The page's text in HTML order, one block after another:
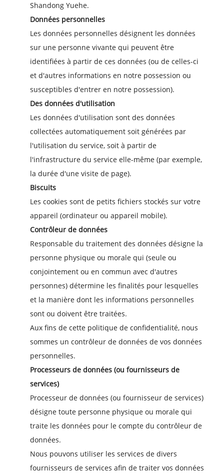
Shandong Yuehe.
Données personnelles
Les données personnelles désignent les données
sur une personne vivante qui peuvent être
identifiées à partir de ces données (ou de celles-ci
et d'autres informations en notre possession ou
susceptibles d'entrer en notre possession).
Des données d'utilisation
Les données d'utilisation sont des données
collectées automatiquement soit générées par
l'utilisation du service, soit à partir de
l'infrastructure du service elle-même (par exemple,
la durée d'une visite de page).
Biscuits
Les cookies sont de petits fichiers stockés sur votre
appareil (ordinateur ou appareil mobile).
Contrôleur de données
Responsable du traitement des données désigne la
personne physique ou morale qui (seule ou
conjointement ou en commun avec d'autres
personnes) détermine les finalités pour lesquelles
et la manière dont les informations personnelles
sont ou doivent être traitées.
Aux fins de cette politique de confidentialité, nous
sommes un contrôleur de données de vos données
personnelles.
Processeurs de données (ou fournisseurs de
services)
Processeur de données (ou fournisseur de services)
désigne toute personne physique ou morale qui
traite les données pour le compte du contrôleur de
données.
Nous pouvons utiliser les services de divers
fournisseurs de services afin de traiter vos données